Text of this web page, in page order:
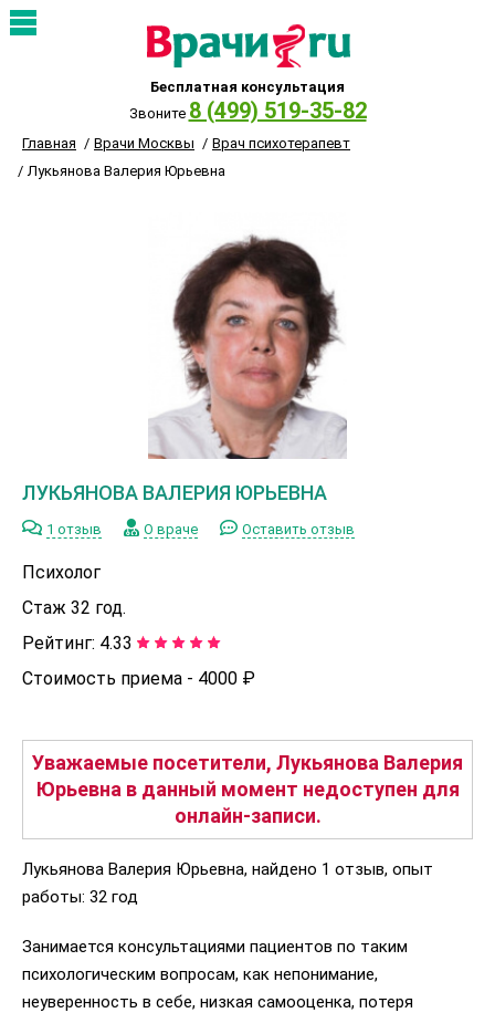
Бесплатная консультация
Звоните 8 (499) 519-35-82
Главная Врачи Москвы
Врач психотерапевт
Лукьянова Валерия Юрьевна
ЛУКЬЯНОВА ВАЛЕРИЯ ЮРЬЕВНА
1 отзыв О враче Оставить отзыв
Психолог
Стаж 32 год.
Рейтинг: 4.33
Стоимость приема - 4000 ₽
Уважаемые посетители, Лукьянова Валерия
Юрьевна в данный момент недоступен для
онлайн-записи.
Лукьянова Валерия Юрьевна, найдено 1 отзыв, опыт
работы: 32 год
Занимается консультациями пациентов по таким
психологическим вопросам, как непонимание,
неуверенность в себе, низкая самооценка, потеря